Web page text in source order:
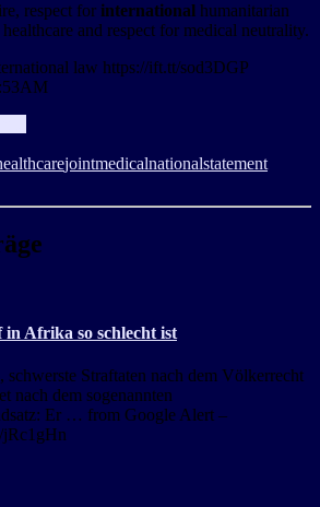
respect for international humanitarian
and respect for medical neutrality.
law https://ift.tt/sod3DGP
jointmedicalnationalstatement
in Afrika so schlecht ist
Straftaten nach dem Völkerrecht
nach dem sogenannten
Er … from Google Alert –
jRc1gHn